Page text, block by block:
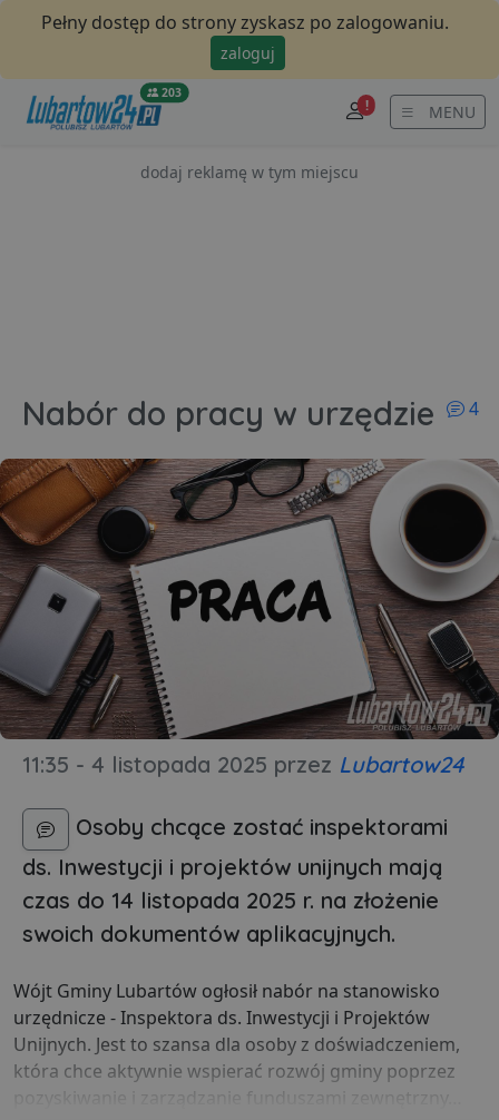
Pełny dostęp do strony zyskasz po zalogowaniu.
zaloguj
203
! MENU
dodaj reklamę w tym miejscu
Nabór do pracy w urzędzie 4
11:35 - 4 listopada 2025 przez Lubartow24
Osoby chcące zostać inspektorami
ds. Inwestycji i projektów unijnych mają
czas do 14 listopada 2025 r. na złożenie
swoich dokumentów aplikacyjnych.
Wójt Gminy Lubartów ogłosił nabór na stanowisko
urzędnicze - Inspektora ds. Inwestycji i Projektów
Unijnych. Jest to szansa dla osoby z doświadczeniem,
która chce aktywnie wspierać rozwój gminy poprzez
pozyskiwanie i zarządzanie funduszami zewnętrzny…